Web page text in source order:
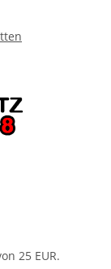
25 EUR.